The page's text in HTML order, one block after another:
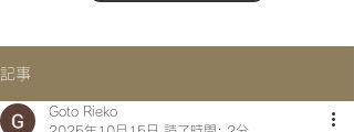
記事
Goto Rieko